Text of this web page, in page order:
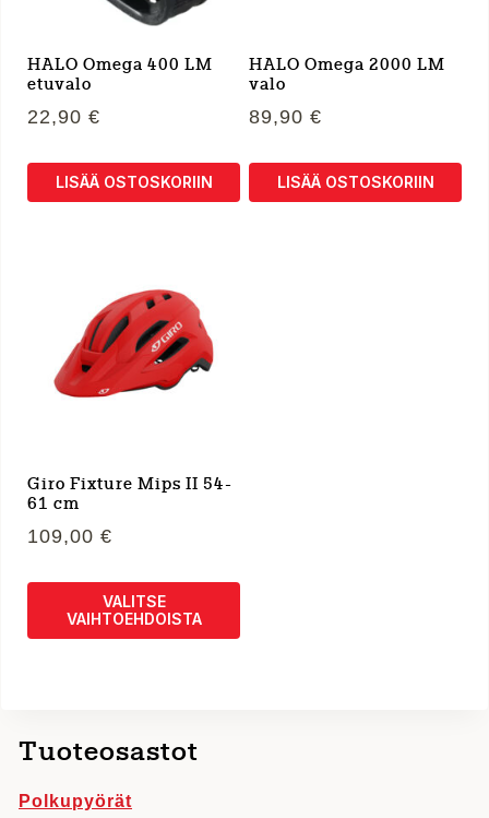
HALO Omega 400 LM
etuvalo
22,90 €
LISÄÄ OSTOSKORIIN
HALO Omega 2000 LM
valo
89,90 €
LISÄÄ OSTOSKORIIN
Giro Fixture Mips II 54-
61 cm
109,00 €
VALITSE
VAIHTOEHDOISTA
muunnelma.
Tuoteosastot
Polkupyörät